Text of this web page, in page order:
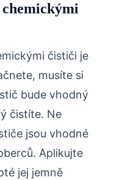
čističi je
musíte si
bude vhodný
čistíte. Ne
jsou vhodné
Aplikujte
jej jemně